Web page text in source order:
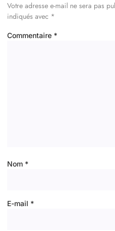
Votre adresse e-mail ne sera pas
indiqués avec *
Commentaire *
Nom *
E-mail *